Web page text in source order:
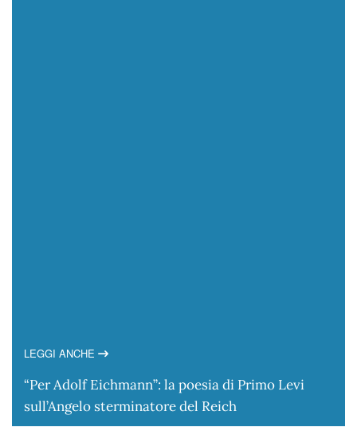
LEGGI ANCHE
“Per Adolf Eichmann”: la poesia di Primo Levi
sull’Angelo sterminatore del Reich